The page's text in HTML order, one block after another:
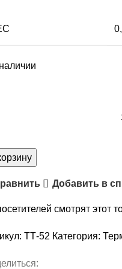
Добавить в
смотрят этот
ТТ-52 Категория: